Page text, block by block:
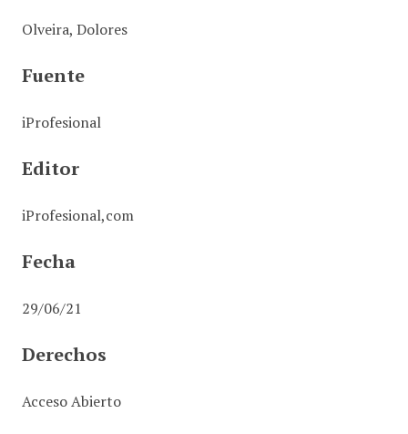
Olveira, Dolores
Fuente
iProfesional
Editor
iProfesional,com
Fecha
29/06/21
Derechos
Acceso Abierto